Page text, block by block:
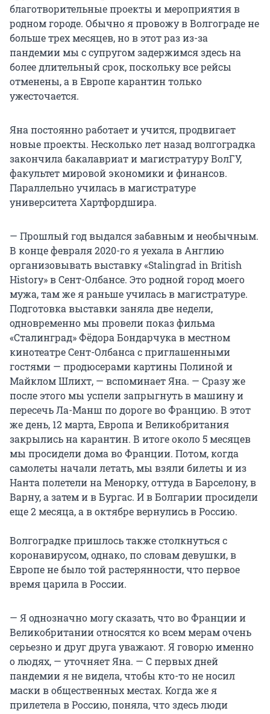
благотворительные проекты и мероприятия в
родном городе. Обычно я провожу в Волгограде не
больше трех месяцев, но в этот раз из-за
пандемии мы с супругом задержимся здесь на
более длительный срок, поскольку все рейсы
отменены, а в Европе карантин только
ужесточается.
Яна постоянно работает и учится, продвигает
новые проекты. Несколько лет назад волгоградка
закончила бакалавриат и магистратуру ВолГУ,
факультет мировой экономики и финансов.
Параллельно училась в магистратуре
университета Хартфордшира.
— Прошлый год выдался забавным и необычным.
В конце февраля 2020-го я уехала в Англию
организовывать выставку «Stalingrad in British
History» в Сент-Олбансе. Это родной город моего
мужа, там же я раньше училась в магистратуре.
Подготовка выставки заняла две недели,
одновременно мы провели показ фильма
«Сталинград» Фёдора Бондарчука в местном
кинотеатре Сент-Олбанса с приглашенными
гостями — продюсерами картины Полиной и
Майклом Шлихт, — вспоминает Яна. — Сразу же
после этого мы успели запрыгнуть в машину и
пересечь Ла-Манш по дороге во Францию. В этот
же день, 12 марта, Европа и Великобритания
закрылись на карантин. В итоге около 5 месяцев
мы просидели дома во Франции. Потом, когда
самолеты начали летать, мы взяли билеты и из
Нанта полетели на Менорку, оттуда в Барселону, в
Варну, а затем и в Бургас. И в Болгарии просидели
еще 2 месяца, а в октябре вернулись в Россию.
Волгоградке пришлось также столкнуться с
коронавирусом, однако, по словам девушки, в
Европе не было той растерянности, что первое
время царила в России.
— Я однозначно могу сказать, что во Франции и
Великобритании относятся ко всем мерам очень
серьезно и друг друга уважают. Я говорю именно
о людях, — уточняет Яна. — С первых дней
пандемии я не видела, чтобы кто-то не носил
маски в общественных местах. Когда же я
прилетела в Россию, поняла, что здесь люди